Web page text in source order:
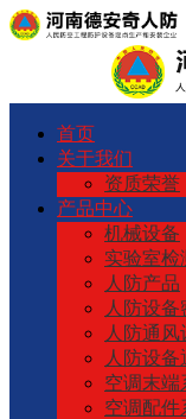
首页
关于我们
资质荣誉
产品中心
机械设备
实验室检
人防产品
人防设备
人防通风
人防设
空调末端
空调配件